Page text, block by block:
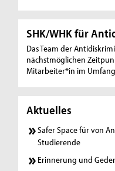
SHK/WHK für
Das Team der
nächstmöglichen
Mitarbeiter*in im
Aktuelles
Safer Space für von
Studierende
Erinnerung und